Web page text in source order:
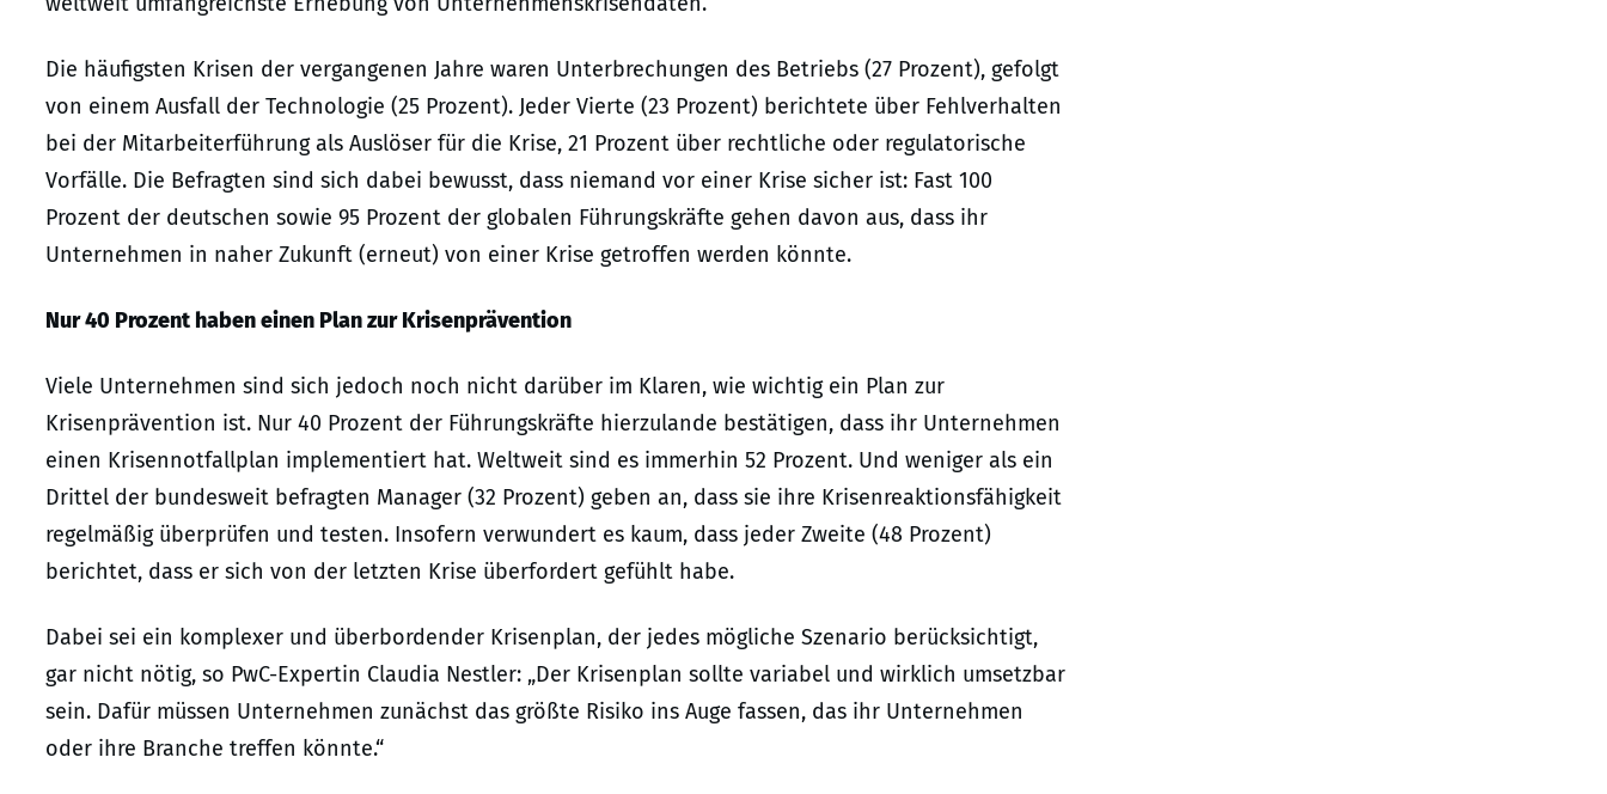
Die häufigsten Krisen der vergangenen Jahre waren Unterbrechungen des Betriebs (27 Prozent), gefolgt
von einem Ausfall der Technologie (25 Prozent). Jeder Vierte (23 Prozent) berichtete über Fehlverhalten
bei der Mitarbeiterführung als Auslöser für die Krise, 21 Prozent über rechtliche oder regulatorische
Vorfälle. Die Befragten sind sich dabei bewusst, dass niemand vor einer Krise sicher ist: Fast 100
Prozent der deutschen sowie 95 Prozent der globalen Führungskräfte gehen davon aus, dass ihr
Unternehmen in naher Zukunft (erneut) von einer Krise getroffen werden könnte.
Nur 40 Prozent haben einen Plan zur Krisenprävention
Viele Unternehmen sind sich jedoch noch nicht darüber im Klaren, wie wichtig ein Plan zur
Krisenprävention ist. Nur 40 Prozent der Führungskräfte hierzulande bestätigen, dass ihr Unternehmen
einen Krisennotfallplan implementiert hat. Weltweit sind es immerhin 52 Prozent. Und weniger als ein
Drittel der bundesweit befragten Manager (32 Prozent) geben an, dass sie ihre Krisenreaktionsfähigkeit
regelmäßig überprüfen und testen. Insofern verwundert es kaum, dass jeder Zweite (48 Prozent)
berichtet, dass er sich von der letzten Krise überfordert gefühlt habe.
Dabei sei ein komplexer und überbordender Krisenplan, der jedes mögliche Szenario berücksichtigt,
gar nicht nötig, so PwC-Expertin Claudia Nestler: „Der Krisenplan sollte variabel und wirklich umsetzbar
sein. Dafür müssen Unternehmen zunächst das größte Risiko ins Auge fassen, das ihr Unternehmen
oder ihre Branche treffen könnte.“